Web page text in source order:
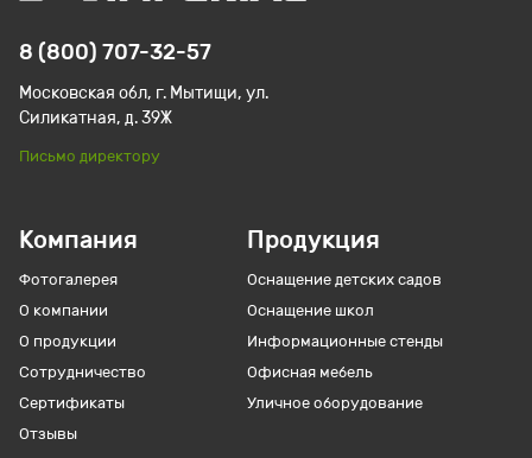
Компания
Фотогалерея
О компании
О продукции
Сотрудничество
Сертификаты
Отзывы
Продукция
Оснащение детских садов
Оснащение школ
Информационные стенды
Офисная мебель
Уличное оборудование
8 (800) 707-32-57
Московская обл, г. Мытищи, ул.
Силикатная, д. 39Ж
Письмо директору